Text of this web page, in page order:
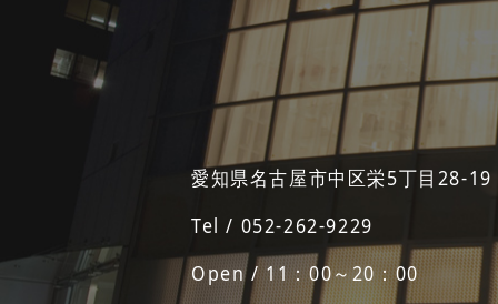
愛知県名古屋市中区栄5丁目28-
Tel / 052-262-9229
Open / 11：00～20：00